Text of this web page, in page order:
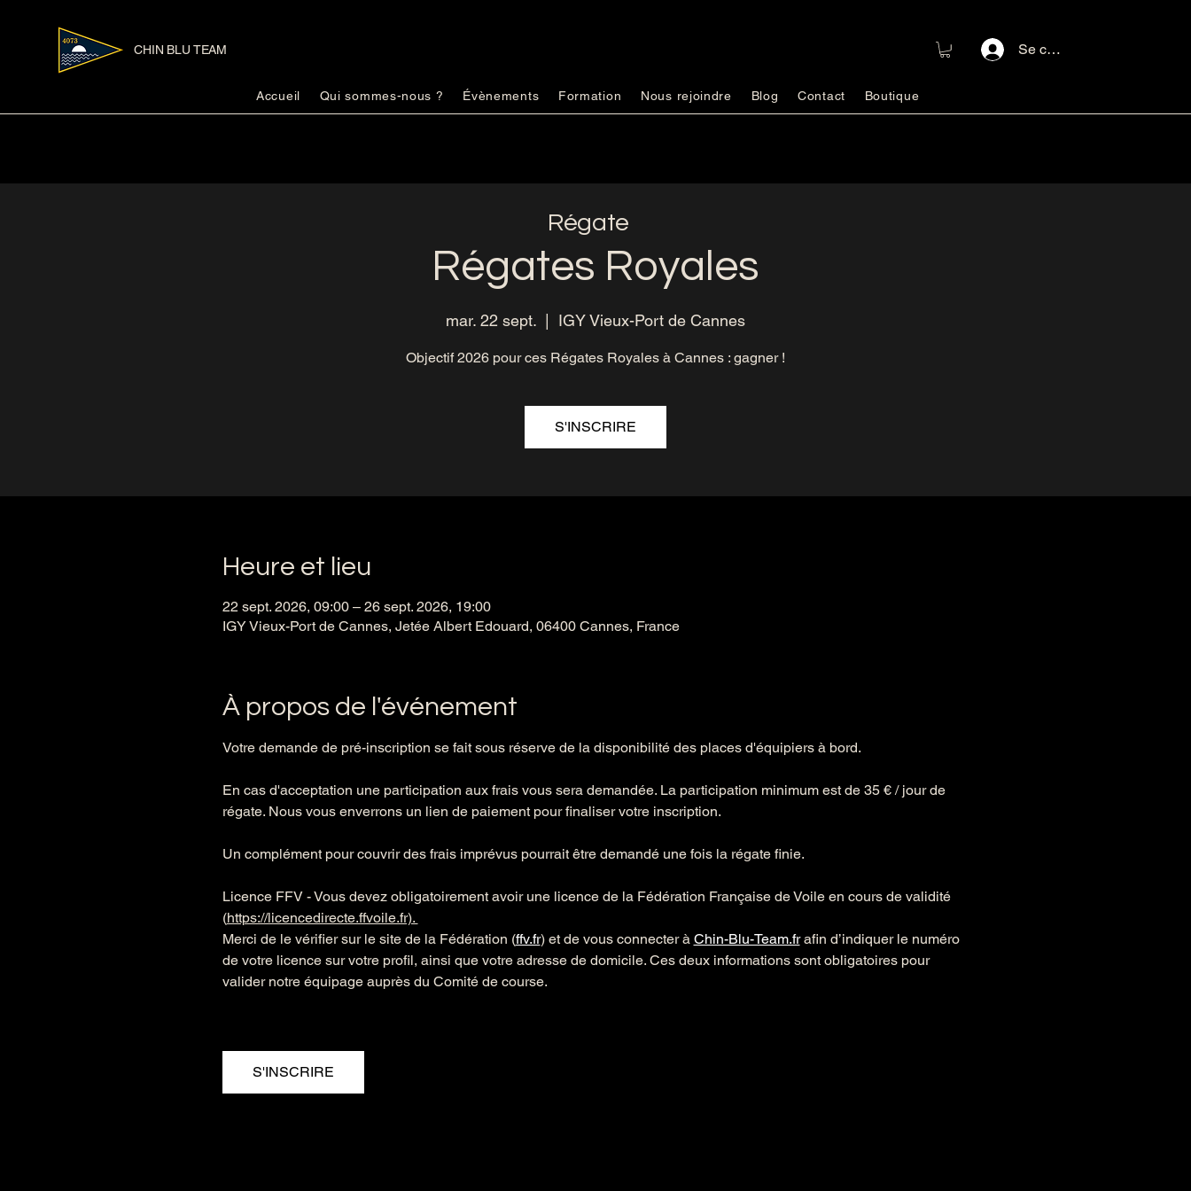
CHIN BLU TEAM Se connecter
Accueil Qui sommes-nous ? Évènements Formation Nous rejoindre Blog Contact Boutique
Régates Royales
mar. 22 sept. IGY Vieux-Port de Cannes
Objectif 2026 pour ces Régates Royales à Cannes : gagner !
S'INSCRIRE
Heure et lieu
22 sept. 2026, 09:00 – 26 sept. 2026, 19:00
IGY Vieux-Port de Cannes, Jetée Albert Edouard, 06400 Cannes, France
À propos de l'événement
Votre demande de pré-inscription se fait sous réserve de la disponibilité des places d'équipiers à bord.
En cas d'acceptation une participation aux frais vous sera demandée. La participation minimum est de 35 € / jour de
régate. Nous vous enverrons un lien de paiement pour finaliser votre inscription.
Un complément pour couvrir des frais imprévus pourrait être demandé une fois la régate finie.
Licence FFV - Vous devez obligatoirement avoir une licence de la Fédération Française de Voile en cours de validité
(https://licencedirecte.ffvoile.fr).
Merci de le vérifier sur le site de la Fédération (ffv.fr) et de vous connecter à Chin-Blu-Team.fr afin d’indiquer le numéro
de votre licence sur votre profil, ainsi que votre adresse de domicile. Ces deux informations sont obligatoires pour
valider notre équipage auprès du Comité de course.
S'INSCRIRE
Régate